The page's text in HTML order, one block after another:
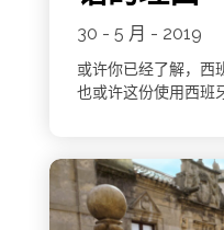
30 - 5 月 - 2019
或许你已经了解，西
也或许这份使用西班